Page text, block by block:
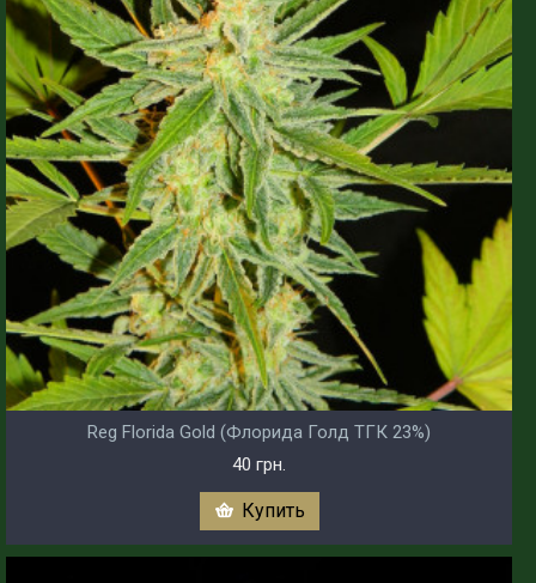
Reg Florida Gold (Флорида Голд ТГК 23%)
40 грн.
Купить